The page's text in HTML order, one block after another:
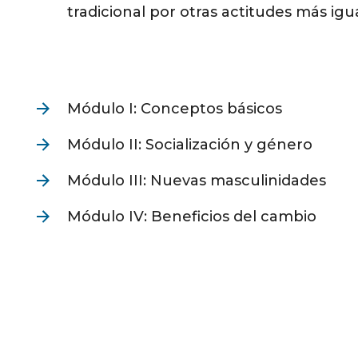
tradicional por otras actitudes más
Módulo I: Conceptos básicos
Módulo II: Socialización y género
Módulo III: Nuevas masculinidades
Módulo IV: Beneficios del cambio